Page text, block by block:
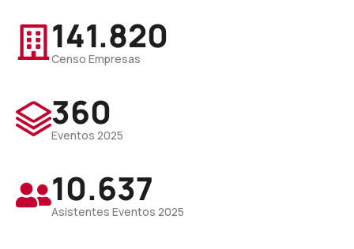
Censo Empresas
141.820
Eventos 2025
360
Asistentes Eventos 2025
10.637